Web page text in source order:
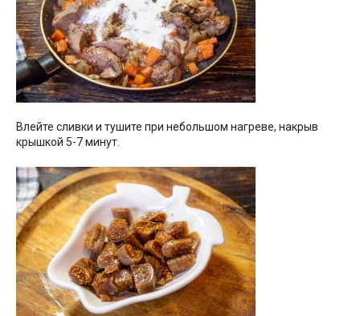
Влейте сливки и тушите при небольшом нагреве, накрыв
крышкой 5-7 минут.